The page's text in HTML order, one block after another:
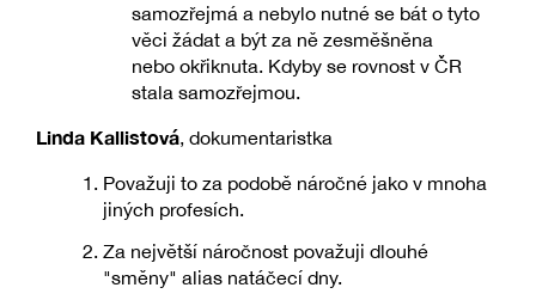
samozřejmá a nebylo nutné se bát o tyto
věci žádat a být za ně zesměšněna
nebo okřiknuta. Kdyby se rovnost v ČR
stala samozřejmou.
Linda Kallistová, dokumentaristka
Považuji to za podobě náročné jako v mnoha
jiných profesích.
Za největší náročnost považuji dlouhé
"směny" alias natáčecí dny.